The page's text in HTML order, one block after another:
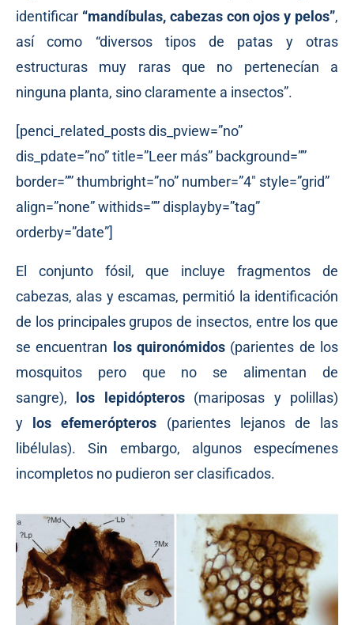
identificar “mandíbulas, cabezas con ojos y pelos”,
así como “diversos tipos de patas y otras
estructuras muy raras que no pertenecían a
ninguna planta, sino claramente a insectos”.
[penci_related_posts dis_pview=”no”
dis_pdate=”no” title=”Leer más” background=””
border=”” thumbright=”no” number=”4″ style=”grid”
align=”none” withids=”” displayby=”tag”
orderby=”date”]
El conjunto fósil, que incluye fragmentos de
cabezas, alas y escamas, permitió la identificación
de los principales grupos de insectos, entre los que
se encuentran
los quironómidos (parientes de los
mosquitos pero que no se alimentan de
sangre),
los lepidópteros(mariposas y polillas)
y
los efemerópteros (parientes lejanos de las
libélulas). Sin embargo, algunos especímenes
incompletos no pudieron ser clasificados.